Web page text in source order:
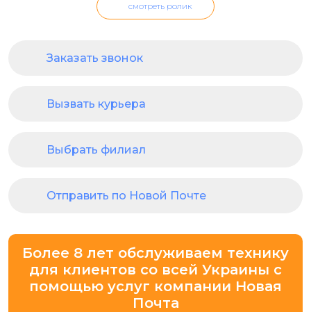
смотреть ролик
Заказать звонок
Вызвать курьера
Выбрать филиал
Отправить по Новой Почте
Более 8 лет обслуживаем технику
для клиентов со всей Украины с
помощью услуг компании Новая
Почта